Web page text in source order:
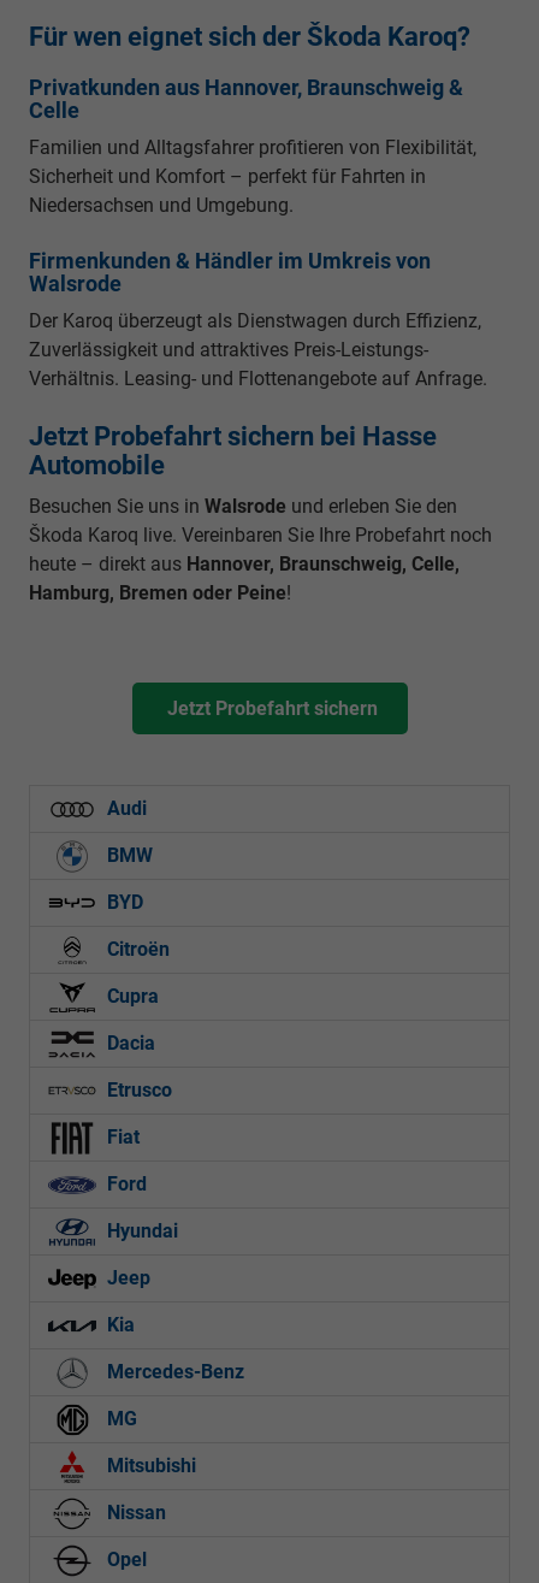
Für wen eignet sich der Škoda Karoq?
Privatkunden aus Hannover, Braunschweig &
Celle
Familien und Alltagsfahrer profitieren von Flexibilität,
Sicherheit und Komfort – perfekt für Fahrten in
Niedersachsen und Umgebung.
Firmenkunden & Händler im Umkreis von
Walsrode
Der Karoq überzeugt als Dienstwagen durch Effizienz,
Zuverlässigkeit und attraktives Preis-Leistungs-
Verhältnis. Leasing- und Flottenangebote auf Anfrage.
Jetzt Probefahrt sichern bei Hasse
Automobile
Besuchen Sie uns in Walsrode und erleben Sie den
Škoda Karoq live. Vereinbaren Sie Ihre Probefahrt noch
heute – direkt aus Hannover, Braunschweig, Celle,
Hamburg, Bremen oder Peine!
Jetzt Probefahrt sichern
Audi
BMW
BYD
Citroën
Cupra
Dacia
Etrusco
Fiat
Ford
Hyundai
Jeep
Kia
Mercedes-Benz
MG
Mitsubishi
Nissan
Opel